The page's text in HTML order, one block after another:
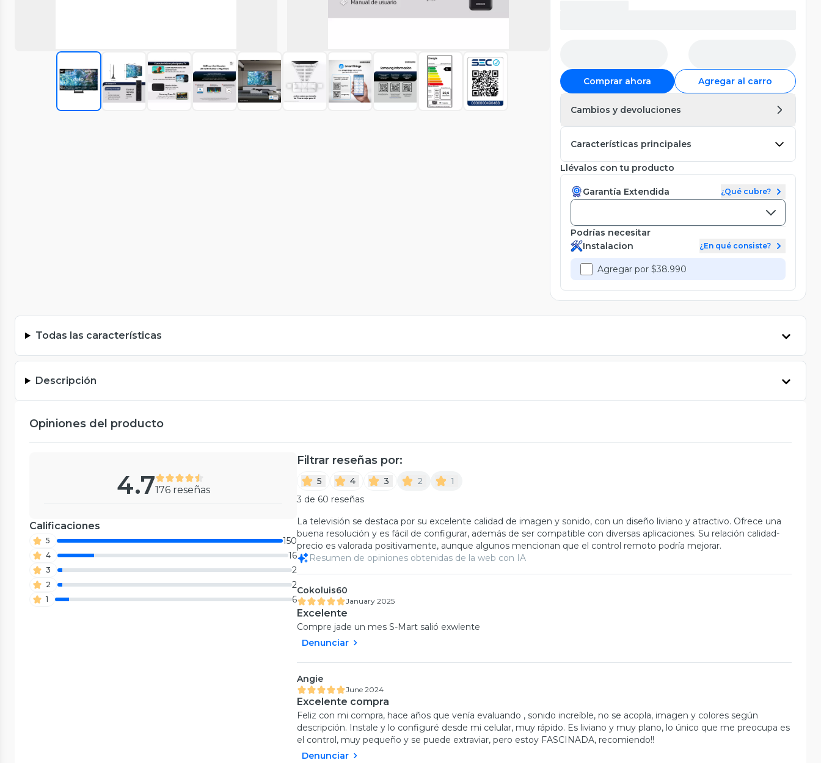
Comprar ahora Agregar al carro
Cambios y devoluciones
Características principales
Llévalos con tu producto
Garantía Extendida ¿Qué cubre?
Podrías necesitar
Instalacion
¿En qué consiste?
Agregar por $38.990
Todas las características
Descripción
Opiniones del producto
4.7176 reseñas
Calificaciones
5 150
4 16
3 2
2 2
1 6
Filtrar reseñas por:
5 4 3 2
1
3 de 60 reseñas
La televisión se destaca por su excelente calidad de imagen y sonido, con un diseño liviano y atractivo. Ofrece una
buena resolución y es fácil de configurar, además de ser compatible con diversas aplicaciones. Su relación calidad-
precio es valorada positivamente, aunque algunos mencionan que el control remoto podría mejorar.
Resumen de opiniones obtenidas de la web con IA
Cokoluis60
January 2025
Excelente
Compre jade un mes S-Mart salió exwlente
Denunciar
Angie
June 2024
Excelente compra
Feliz con mi compra, hace años que venía evaluando , sonido increíble, no se acopla, imagen y colores según
descripción. Instale y lo configuré desde mi celular, muy rápido. Es liviano y muy plano, lo único que me preocupa es
el control, muy pequeño y se puede extraviar, pero estoy FASCINADA, recomiendo!!
Denunciar